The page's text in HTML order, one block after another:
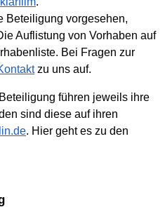
Beteiligung vorgesehen,
Auflistung von Vorhaben auf
Bei Fragen zur
zu uns auf.
führen jeweils ihre
sind diese auf ihren
. Hier geht es zu den